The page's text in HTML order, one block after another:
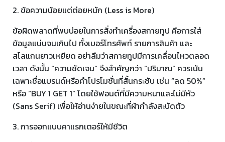
2. ข้อความน้อยแต่ต่อยหนัก (Less is More)
ข้อผิดพลาดที่พบบ่อยในการสั่งทำเครื่องสกายทูป คือการใส่
ข้อมูลแน่นจนเกินไป ทั้งเบอร์โทรศัพท์ รายการสินค้า และ
สโลแกนยาวเหยียด อย่าลืมว่าสกายทูปมีการเคลื่อนไหวตลอด
เวลา ดังนั้น “ความชัดเจน” จึงสำคัญกว่า “ปริมาณ” ควรเน้น
เฉพาะชื่อแบรนด์หรือคำโปรโมชั่นที่สั้นกระชับ เช่น “ลด 50%”
หรือ “BUY 1 GET 1” โดยใช้ฟอนต์ที่มีความหนาและไม่มีหัว
(Sans Serif) เพื่อให้อ่านง่ายในขณะที่ผ้ากำลังสะบัดตัว
3. การออกแบบคาแรกเตอร์ให้มีชีวิต